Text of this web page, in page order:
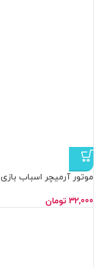
موتور آرمیچر اسباب بازی 5 ولت
32,000 تومان